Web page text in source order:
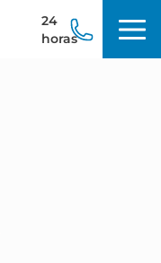
24
horas